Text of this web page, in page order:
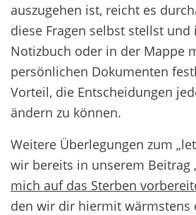
auszugehen ist, reicht es
diese Fragen selbst stellst und
Notizbuch oder in der Mappe
persönlichen Dokumenten
Vorteil, die Entscheidungen
ändern zu können.
Weitere Überlegungen zum
wir bereits in unserem Beitrag
mich auf das Sterben
den wir dir hiermit wärmstens